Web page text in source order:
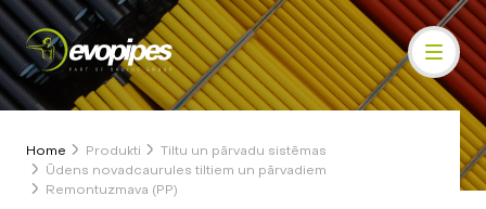
Home Produkti
Tiltu un pārvadu sistēmas
Ūdens novadcaurules tiltiem un pārvadiem
Remontuzmava (PP)